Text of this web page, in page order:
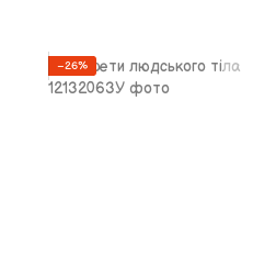
−26%